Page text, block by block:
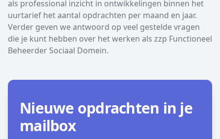
Word lid
Ben je al lid?
als professional inzicht in ontwikkelingen binnen het
uurtarief het aantal opdrachten per maand en jaar.
Verder geven we antwoord op veel gestelde vragen
die je kunt hebben over het werken als zzp Functioneel
Beheerder Sociaal Domein.
Nieuwe opdrachten in je
mailbox